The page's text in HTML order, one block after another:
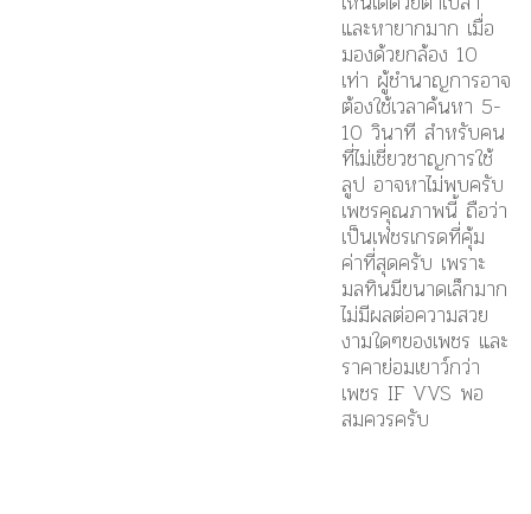
และหายากมาก เมื่อ
มองด้วยกล้อง 10
เท่า ผู้ชำนาญการอาจ
ต้องใช้เวลาค้นหา 5-
10 วินาที สำหรับคน
ที่ไม่เชี่ยวชาญการใช้
ลูป อาจหาไม่พบครับ
เพชรคุุณภาพนี้ ถือว่า
เป็นเพชรเกรดที่คุ้ม
ค่าที่สุดครับ เพราะ
มลทินมีขนาดเล็กมาก
ไม่มีผลต่อความสวย
งามใดๆของเพชร และ
ราคาย่อมเยาว์กว่า
เพชร IF VVS พอ
สมควรครับ